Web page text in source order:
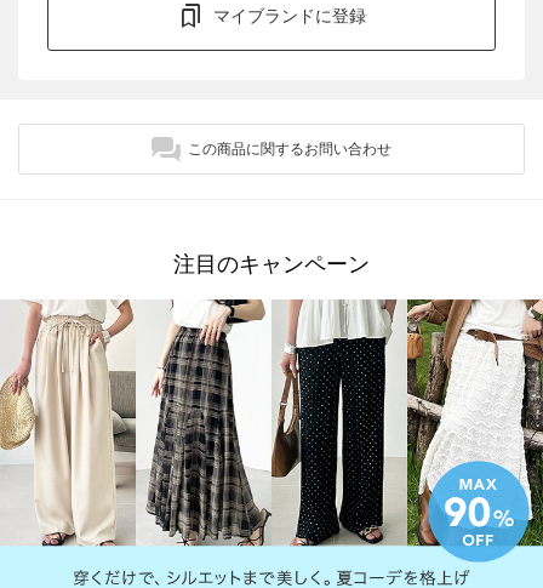
マイブランドに登録
この商品に関するお問い合わせ
注目のキャンペーン